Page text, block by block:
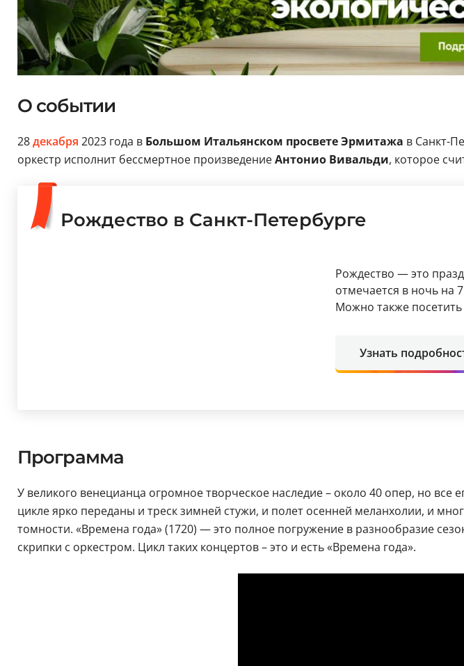
О событии
28декабря 2023 года в Большом Итальянском просвете Эрмитажа в Санкт-
оркестр исполнит бессмертное произведениеАнтонио Вивальди, которое
Рождество в Санкт-Петербурге
Рождество — это
отмечается в ночь на
Можно также посетить
Узнать